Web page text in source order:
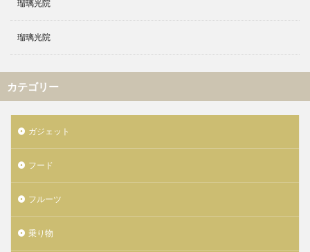
瑠璃光院
瑠璃光院
カテゴリー
ガジェット
フード
フルーツ
乗り物